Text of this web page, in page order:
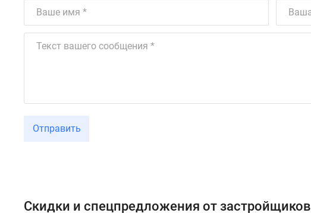
Отправить
Скидки и спецпредложения от застройщиков